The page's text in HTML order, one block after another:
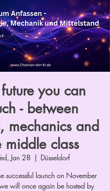
you can
- between
mechanics and
middle class
Jan 28
  |
Düsseldorf
successful launch on November
will once again be hosted by